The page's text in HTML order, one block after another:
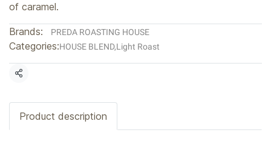
of caramel.
Brands: PREDA ROASTING HOUSE
Categories:HOUSE BLEND,Light Roast
Share
Product description